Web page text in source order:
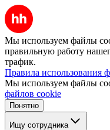
Мы используем файлы
правильную работу
трафик.
Правила использования
Мы используем файлы
файлов cookie
Понятно
Ищу сотрудника